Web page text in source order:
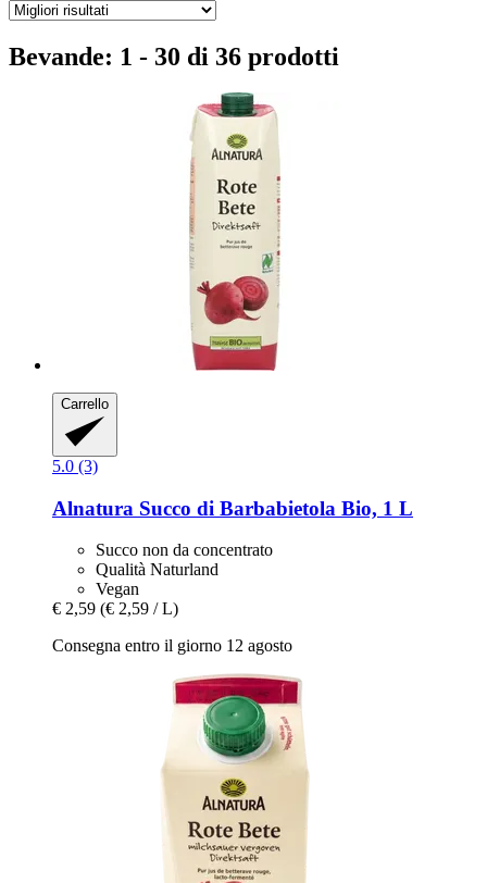
Bevande: 1 - 30 di 36 prodotti
Carrello
5.0 (3)
Alnatura Succo di Barbabietola Bio, 1 L
Succo non da concentrato
Qualità Naturland
Vegan
€ 2,59 (€ 2,59 / L)
Consegna entro il giorno 12 agosto